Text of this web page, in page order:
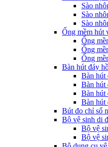
Sào
Sào
Sào
Ống mềm hút
Ống
Ống
Ống
Bàn hút đáy
Bàn hút
Bàn hút
Bàn hút
Bàn hút
Bút đo chỉ số
Bộ vệ sinh di
Bộ vệ
Bộ vệ